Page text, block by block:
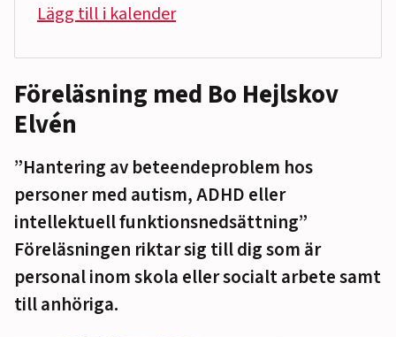
Föreläsning med Bo Hejlskov
Elvén
”Hantering av beteendeproblem hos
personer med autism, ADHD eller
intellektuell funktionsnedsättning”
Föreläsningen riktar sig till dig som är
personal inom skola eller socialt arbete samt
till anhöriga.
Lägg till i kalender